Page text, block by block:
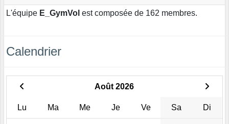
L'équipe E_GymVol est composée de 162 membres.
Calendrier
Août 2026
Lu Ma Me Je Ve Sa Di